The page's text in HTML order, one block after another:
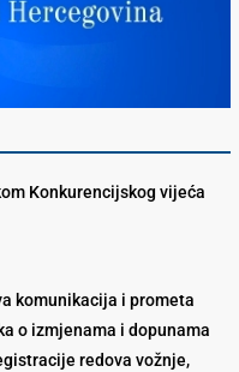
Konkurencijskog vijeća
komunikacija i prometa
o izmjenama i dopunama
redova vožnje,